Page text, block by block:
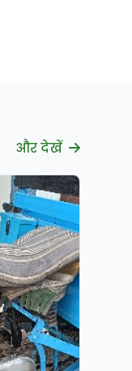
और देखें